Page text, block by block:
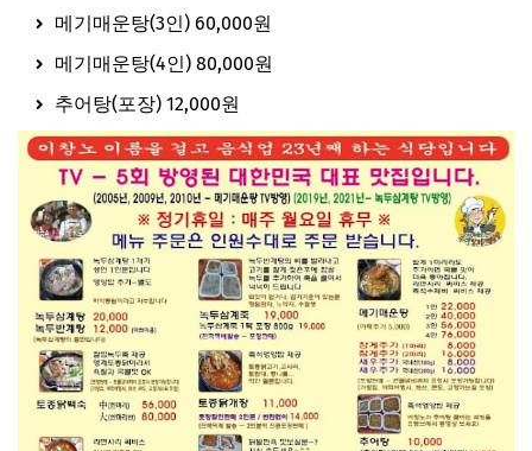
메기매운탕(3인) 60,000원
메기매운탕(4인) 80,000원
추어탕(포장) 12,000원